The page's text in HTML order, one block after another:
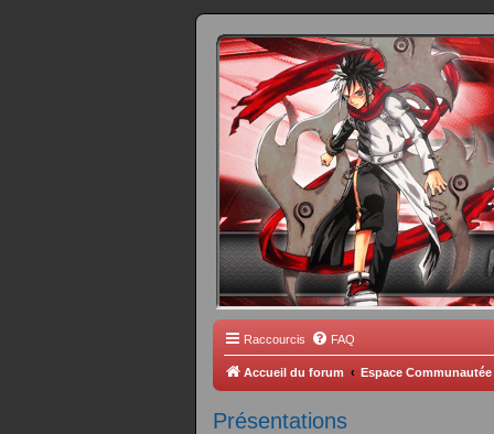
Scantrad Ares,
Raccourcis FAQ
Accueil du forum Espace Communautée
Présentations